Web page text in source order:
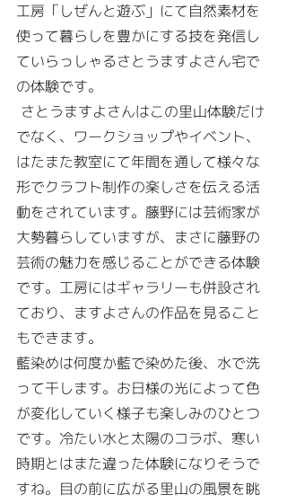
工房「しぜんと遊ぶ」にて自然素材を
使って暮らしを豊かにする技を発信し
ていらっしゃるさとうますよさん宅で
の体験です。
でなく、ワークショップやイベント、
はたまた教室にて年間を通して様々な
形でクラフト制作の楽しさを伝える活
動をされています。藤野には芸術家が
大勢暮らしていますが、まさに藤野の
芸術の魅力を感じることができる体験
です。工房にはギャラリーも併設され
ており、ますよさんの作品を見ること
もできます。
藍染めは何度か藍で染めた後、水で洗
って干します。お日様の光によって色
が変化していく様子も楽しみのひとつ
です。冷たい水と太陽のコラボ、寒い
時期とはまた違った体験になりそうで
すね。目の前に広がる里山の風景を眺